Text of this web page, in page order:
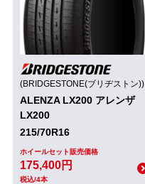
(BRIDGESTONE(ブリヂストン))
ALENZA LX200 アレンザ
LX200
215/70R16
ホイールセット販売価格
175,400円
税込/4本